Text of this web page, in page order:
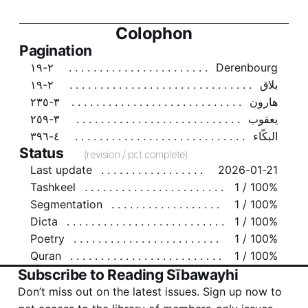
Colophon
Pagination
Derenbourg
٢-١٩
بلاق
٢-١٩
هارون
٣-٢٣٥
يعقوب
٣-٢٥٩
البكّاء
٤-٣٩٦
Status (revision / pct complete)
Last update
2026-01-21
Tashkeel
1 / 100%
Segmentation
1 / 100%
Dicta
1 / 100%
Poetry
1 / 100%
Quran
1 / 100%
Subscribe to Reading Sībawayhi
Don’t miss out on the latest issues. Sign up now to